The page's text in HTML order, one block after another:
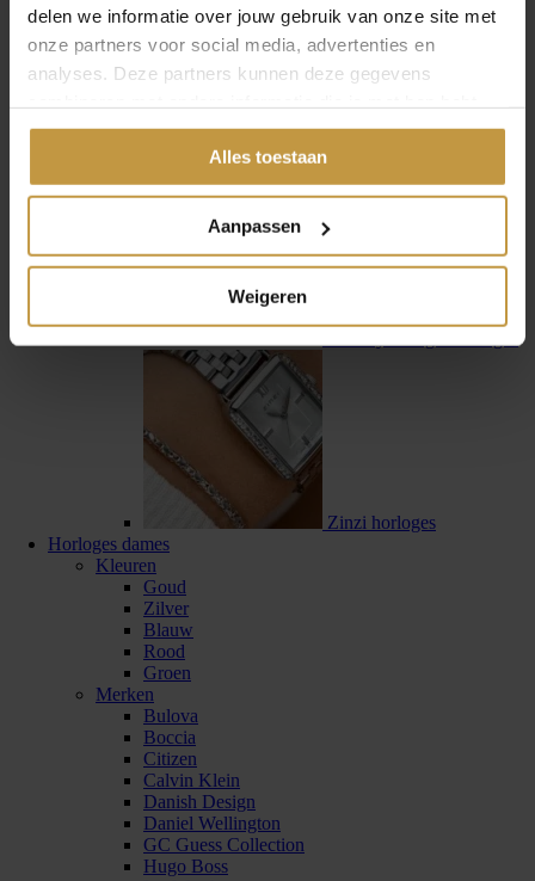
delen we informatie over jouw gebruik van onze site met
onze partners voor social media, advertenties en
analyses. Deze partners kunnen deze gegevens
gedeeld of die ze hebben verzameld via jouw gebruik van
Alles toestaan
Aanpassen
Weigeren
Swiss Military Hanowa
Zinzi horloges
Horloges dames
Kleuren
Goud
Zilver
Blauw
Rood
Groen
Merken
Bulova
Boccia
Citizen
Calvin Klein
Danish Design
Daniel Wellington
GC Guess Collection
Hugo Boss